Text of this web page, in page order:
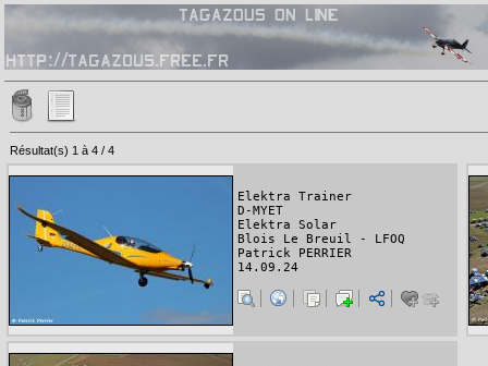
Résultat(s) 1 à 4 / 4
Elektra Trainer
D-MYET
Elektra Solar
Blois Le Breuil - LFOQ
Patrick PERRIER
14.09.24